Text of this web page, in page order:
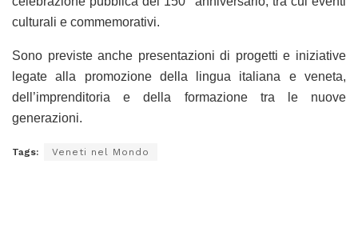
culturali e commemorativi.
Sono previste anche presentazioni di progetti e iniziative
legate alla promozione della lingua italiana e veneta,
dell’imprenditoria e della formazione tra le nuove
generazioni.
Tags: Veneti nel Mondo